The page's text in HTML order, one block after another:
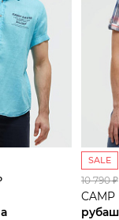
SALE
10 790 ₽
CAMP